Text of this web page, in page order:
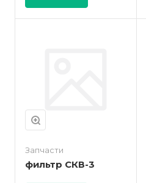
Запчасти
фильтр СКВ-3